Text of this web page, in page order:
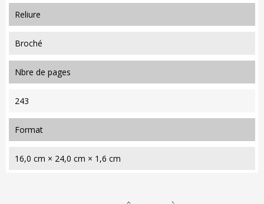
reliure
Broché
nbre de pages
243
format
16,0 cm × 24,0 cm × 1,6 cm